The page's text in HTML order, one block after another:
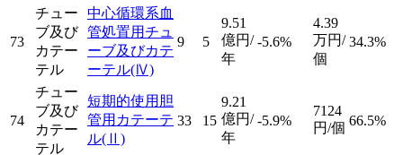
73
チュー
ブ及び
カテー
テル
中心循環系血
管処置用チュ
ーブ及びカテ
ーテル(Ⅳ)
9 5
9.51
億円/
年
-5.6%
4.39
万円/
個
34.3%
74
チュー
ブ及び
カテー
テル
短期的使用胆
管用カテーテ
ル(Ⅱ)
33 15
9.21
億円/
年
-5.9%
7124
円/個 66.5%